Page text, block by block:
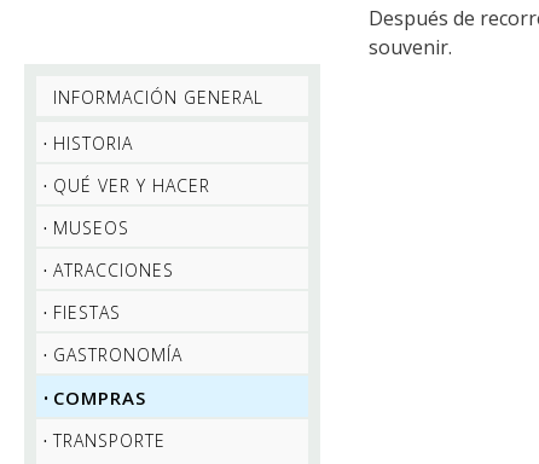
INFORMACIÓN GENERAL
HISTORIA
QUÉ VER Y HACER
MUSEOS
ATRACCIONES
FIESTAS
GASTRONOMÍA
COMPRAS
TRANSPORTE
Después de
souvenir.